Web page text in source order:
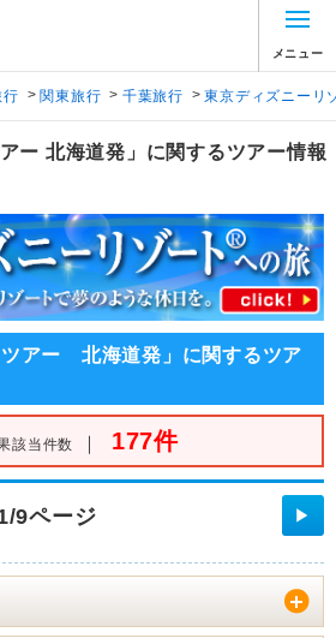
メニュー
行 > 関東旅行 > 千葉旅行 > 東京ディズニーリ
ー 北海道発」に関するツアー情報
ツアー 北海道発」に関するツア
該当件数 ｜ 177件
9ページ ▶